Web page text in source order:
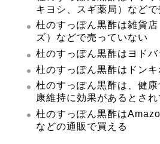
キヨシ、スギ薬局）など
杜のすっぽん黒酢は雑貨
ズ）などで売っていない
杜のすっぽん黒酢はヨド
杜のすっぽん黒酢はドン
杜のすっぽん黒酢は、健
康維持に効果があるとされ
杜のすっぽん黒酢は
などの通販で買える